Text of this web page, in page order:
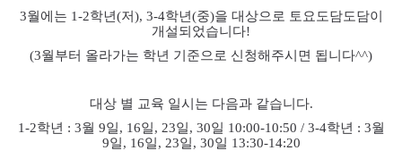
3월에는 1-2학년(저), 3-4학년(중)을 대상으로 토요도담도담이
개설되었습니다!
(3월부터 올라가는 학년 기준으로 신청해주시면 됩니다^^)
대상 별 교육 일시는 다음과 같습니다.
1-2학년 : 3월 9일, 16일, 23일, 30일 10:00-10:50 / 3-4학년 : 3월
9일, 16일, 23일, 30일 13:30-14:20